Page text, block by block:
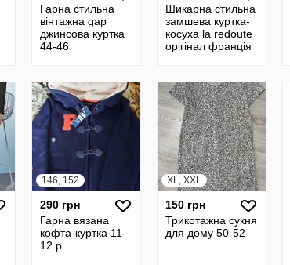
Гарна стильна
вінтажна gap
джинсова куртка
44-46
Шикарна стильна
замшева куртка-
косуха la redoute
орігінал франція
146, 152
290 грн
Гарна вязана
кофта-куртка 11-
12 р
XL, XXL
150 грн
Трикотажна сукня
для дому 50-52